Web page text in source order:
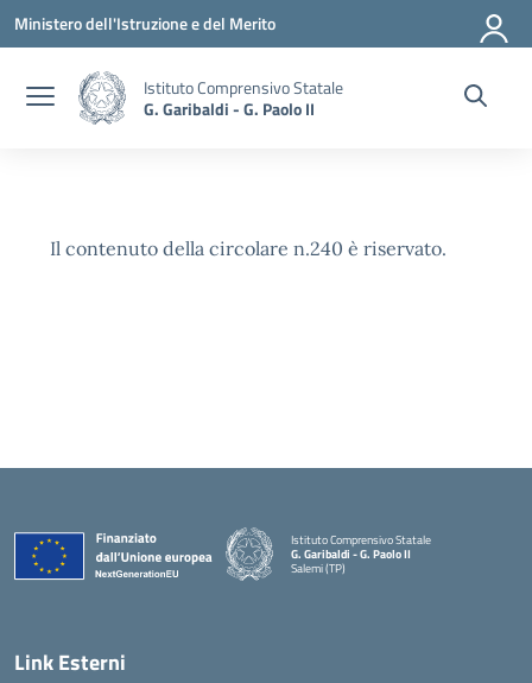
Vai ai contenuti
Vai al menu di navigazione
Vai al footer
Ministero dell'Istruzione e del Merito
Istituto Comprensivo Statale
G. Garibaldi - G. Paolo II
Il contenuto della circolare n.240 è riservato.
Istituto Comprensivo Statale
G. Garibaldi - G. Paolo II
Salemi (TP)
Link Esterni